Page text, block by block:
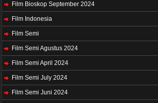
Film Bioskop September 2024
Film Indonesia
Film Semi
Film Semi Agustus 2024
Film Semi April 2024
Film Semi July 2024
Film Semi Juni 2024